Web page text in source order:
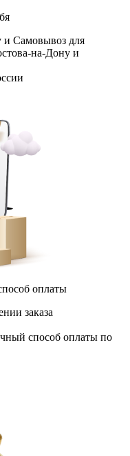
и Самовывоз для
на-Дону и
оплаты
заказа
способ оплаты по